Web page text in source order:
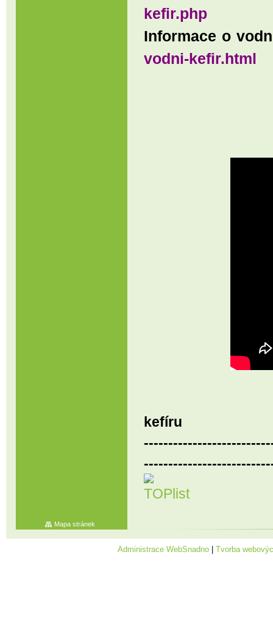
kefir.php
Informace o
vodni-kefir.html
kefíru
Mapa stránek
Administrace WebSnadno Tvorba